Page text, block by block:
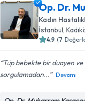
Op. Dr.
Kadın
İstanbul,
4.9 (7
Tüp bebekte bir duayen
sorgulamadan...
Devamı